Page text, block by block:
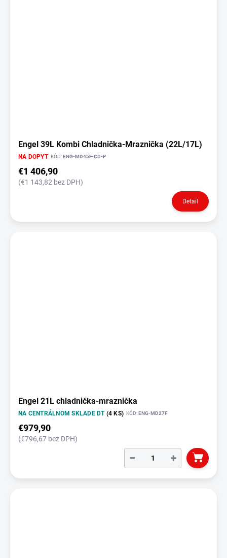
Engel 39L Kombi Chladnička-Mraznička (22L/17L)
NA DOPYT KÓD:ENG-MD45F-CD-P
€1 406,90
(€1 143,82 bez DPH)
Detail
Engel 21L chladnička-mraznička
NA CENTRÁLNOM SKLADE DT (4 KS) KÓD:ENG-MD27F
€979,90
(€796,67 bez DPH)
+
−